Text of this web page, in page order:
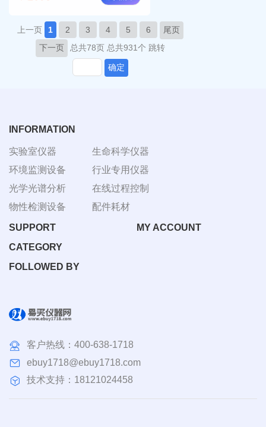
上一页 1 2 3 4 5 6
尾页
下一页
总共78页 总共931个 跳转
确定
INFORMATION
实验室仪器
环境监测设备
光学光谱分析
物性检测设备
生命科学仪器
行业专用仪器
在线过程控制
配件耗材
SUPPORT
MY ACCOUNT
CATEGORY
FOLLOWED BY
客户热线： 400-638-1718
ebuy1718@ebuy1718.com
技术支持：18121024458